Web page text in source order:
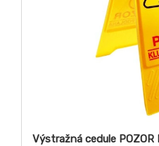
Výstražná cedule POZOR